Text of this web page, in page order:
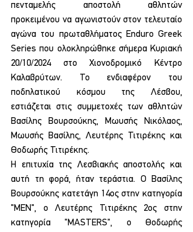
πενταμελής αποστολή αθλητών
προκειμένου να αγωνιστούν στον τελευταίο
αγώνα του πρωταθλήματος Enduro Greek
Series που ολοκληρώθηκε σήμερα Κυριακή
20/10/2024 στο Χιονοδρομικό Κέντρο
Καλαβρύτων. To ενδιαφέρον του
ποδηλατικού κόσμου της Λέσβου,
εστιάζεται στις συμμετοχές των αθλητών
Βασίλης Βουρσούκης, Μωυσής Νικόλαος,
Μωυσής Βασίλης, Λευτέρης Τιτιρέκης και
Θοδωρής Τιτιρέκης.
Η επιτυχία της Λεσβιακής αποστολής και
αυτή τη φορά, ήταν τεράστια. Ο Βασίλης
Βουρσούκης κατετάγη 14ος στην κατηγορία
"ΜΕΝ", ο Λευτέρης Τιτιρέκης 2ος στην
κατηγορία "MASTERS", ο Θοδωρής